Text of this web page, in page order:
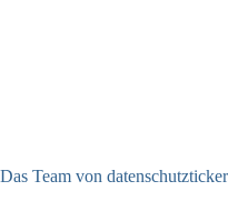
Das Team von